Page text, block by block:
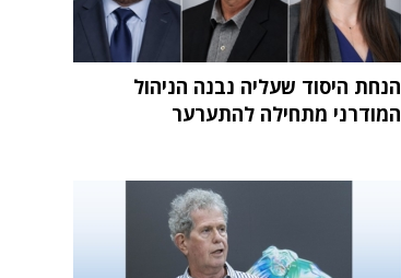
הנחת היסוד שעליה נבנה הניהול
המודרני מתחילה להתערער